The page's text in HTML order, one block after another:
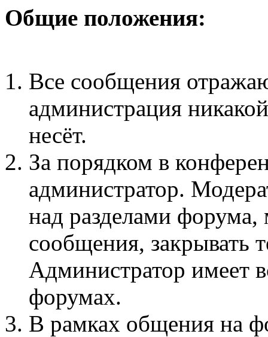
Общие положения:
Все сообщения
администрация
несёт.
За порядком в
администратор.
над разделами форума,
сообщения, закрывать
Администратор имеет
форумах.
В рамках общения на